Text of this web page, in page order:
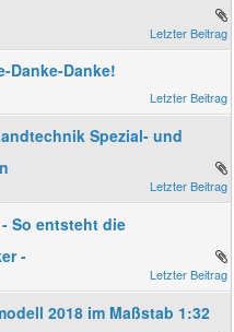
Danke-Danke!
Spezial- und
So entsteht die
-
2018 im Maßstab 1:32